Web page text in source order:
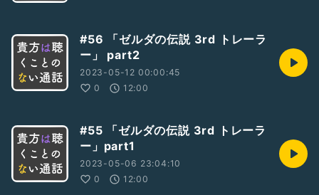
#56 「ゼルダの伝説 3rd トレーラ
ー」 part2
2023-05-12 00:00:45
0
12:00
#55 「ゼルダの伝説 3rd トレーラ
ー」part1
2023-05-06 23:04:10
0
12:00